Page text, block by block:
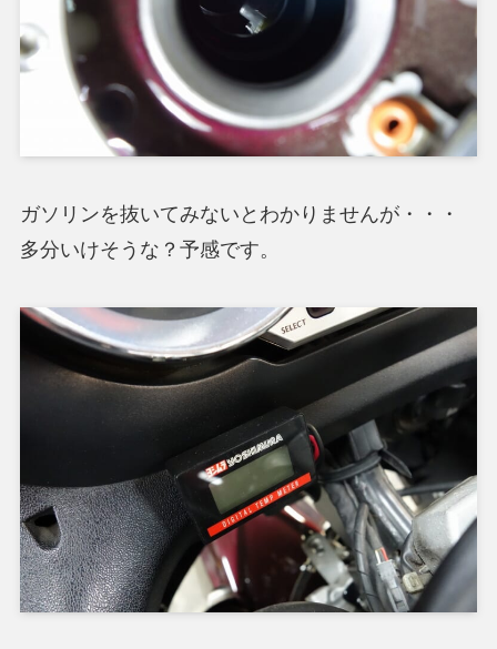
ガソリンを抜いてみないとわかりませんが・・・
多分いけそうな？予感です。